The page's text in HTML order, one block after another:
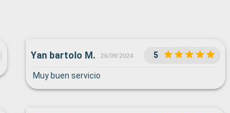
Yan bartolo M. 26/09/2024 5
Muy buen servicio